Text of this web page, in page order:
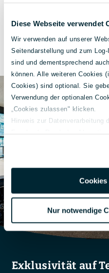
Diese Webseite verwendet
Wir verwenden auf unserer
Seitendarstellung und zum
sind und dementsprechend
können. Alle weiteren Cookies
Cookies) sind optional. Sie
Verwendung der optionalen
„Cookies zulassen" klicken.
Hinweis zur Datenverarbeitung
DSGVO zur Übermittlung in
Risiko, dass Ihre Daten u. U.
Überwachungs-zwecken
Weiterführende Informationen
Cookies
Nur notwendige
Energieverbrauch:
Exklusivität auf